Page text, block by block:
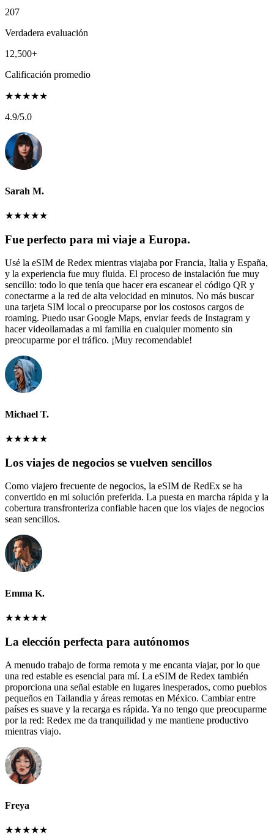
207
Verdadera evaluación
12,500+
Calificación promedio
★★★★★
4.9/5.0
Sarah M.
★★★★★
Fue perfecto para mi viaje a Europa.
Usé la eSIM de Redex mientras viajaba por Francia, Italia y España,
y la experiencia fue muy fluida. El proceso de instalación fue muy
sencillo: todo lo que tenía que hacer era escanear el código QR y
conectarme a la red de alta velocidad en minutos. No más buscar
una tarjeta SIM local o preocuparse por los costosos cargos de
roaming. Puedo usar Google Maps, enviar feeds de Instagram y
hacer videollamadas a mi familia en cualquier momento sin
preocuparme por el tráfico. ¡Muy recomendable!
Michael T.
★★★★★
Los viajes de negocios se vuelven sencillos
Como viajero frecuente de negocios, la eSIM de RedEx se ha
convertido en mi solución preferida. La puesta en marcha rápida y la
cobertura transfronteriza confiable hacen que los viajes de negocios
sean sencillos.
Emma K.
★★★★★
La elección perfecta para autónomos
A menudo trabajo de forma remota y me encanta viajar, por lo que
una red estable es esencial para mí. La eSIM de Redex también
proporciona una señal estable en lugares inesperados, como pueblos
pequeños en Tailandia y áreas remotas en México. Cambiar entre
países es suave y la recarga es rápida. Ya no tengo que preocuparme
por la red: Redex me da tranquilidad y me mantiene productivo
mientras viajo.
Freya
★★★★★